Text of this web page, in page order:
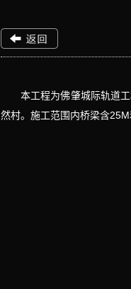
本工程为佛肇城际轨道
然村。施工范围内桥梁含